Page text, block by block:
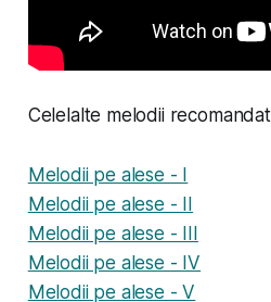
Celelalte melodii
Melodii pe alese - I
Melodii pe alese - II
Melodii pe alese - III
Melodii pe alese - IV
Melodii pe alese - V